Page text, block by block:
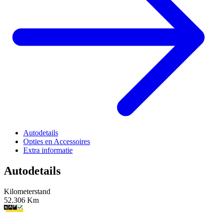
Autodetails
Opties en Accessoires
Extra informatie
Autodetails
Kilometerstand
52.306 Km